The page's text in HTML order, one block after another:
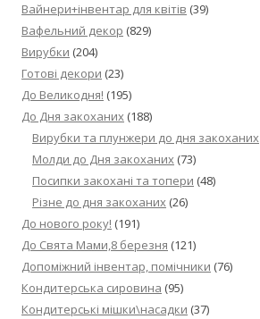
Вайнери+інвентар для квітів (39)
Вафельний декор (829)
Вирубки (204)
Готові декори (23)
До Великодня! (195)
До Дня закоханих (188)
Вирубки та плунжери до дня закоханих
Молди до Дня закоханих (73)
Посипки закохані та топери (48)
Різне до дня закоханих (26)
До нового року! (191)
До Свята Мами,8 березня (121)
Допоміжний інвентар, помічники (76)
Кондитерська сировина (95)
Кондитерські мішки\насадки (37)